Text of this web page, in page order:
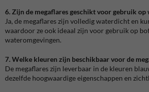
6. Zijn de megaflares geschikt voor gebruik op
Ja, de megaflares zijn volledig waterdicht en
waardoor ze ook ideaal zijn voor gebruik op
wateromgevingen.
7. Welke kleuren zijn beschikbaar voor de
De megaflares zijn leverbaar in de kleuren
dezelfde hoogwaardige eigenschappen en